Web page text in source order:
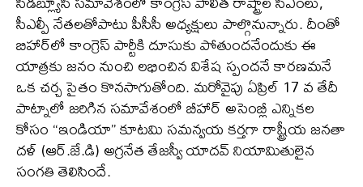
సీఎల్పీ నేతలతోపాటు పీసీసీ అధ్యక్షులు పాల్గొనున్నారు. దీంతో
బిహార్‌లో కాంగ్రెస్ పార్టీకి దూసుకు పోతుందనేందుకు ఈ
యాత్రకు జనం నుంచి లభించిన విశేష స్పందనే కారణమనే
ఒక చర్చ సైతం కొనసాగుతోంది. మరోవైపు ఏప్రిల్ 17 వ తేదీ
పాట్నాలో జరిగిన సమావేశంలో బీహార్ అసెంబ్లీ ఎన్నికల
కోసం “ఇండియా” కూటమి సమన్వయ కర్తగా రాష్ట్రీయ జనతా
దళ్ (ఆర్.జే.డి) అగ్రనేత తేజస్వీ యాదవ్ నియామితులైన
సంగతి తెలిసిందే.